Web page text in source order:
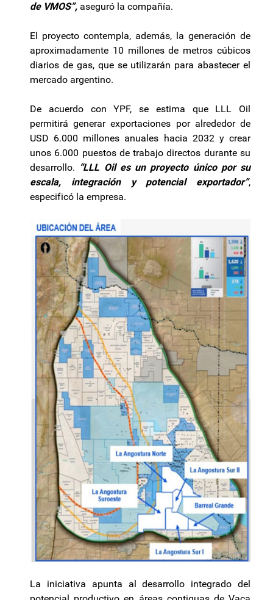
de VMOS”, aseguró la compañía.
El proyecto contempla, además, la generación de
aproximadamente 10 millones de metros cúbicos
diarios de gas, que se utilizarán para abastecer el
mercado argentino.
De acuerdo con YPF, se estima que LLL Oil
permitirá generar exportaciones por alrededor de
USD 6.000 millones anuales hacia 2032 y crear
unos 6.000 puestos de trabajo directos durante su
desarrollo. “LLL Oil es un proyecto único por su
escala, integración y potencial exportador”,
especificó la empresa.
La iniciativa apunta al desarrollo integrado del